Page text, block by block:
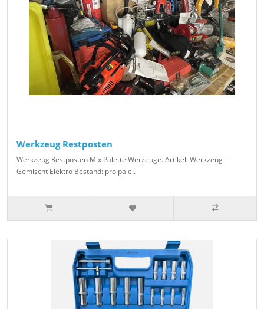
Werkzeug Restposten
Werkzeug Restposten Mix Palette Werzeuge. Artikel: Werkzeug -
Gemischt Elektro Bestand: pro pale..